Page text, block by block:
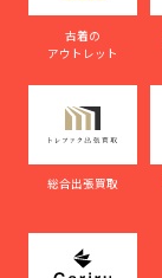
古着の
アウトレット
総合出張買取